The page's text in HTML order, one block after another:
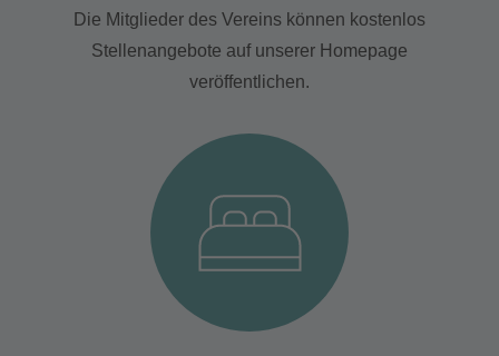
Die Mitglieder des Vereins können kostenlos
Stellenangebote auf unserer Homepage
veröffentlichen.